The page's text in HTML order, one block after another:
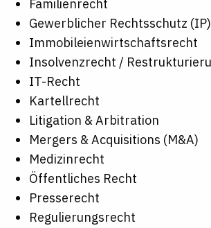
Familienrecht
Gewerblicher Rechtsschutz (IP)
Immobileienwirtschaftsrecht
Insolvenzrecht /
IT-Recht
Kartellrecht
Litigation & Arbitration
Mergers & Acquisitions (M&A)
Medizinrecht
Öffentliches Recht
Presserecht
Regulierungsrecht